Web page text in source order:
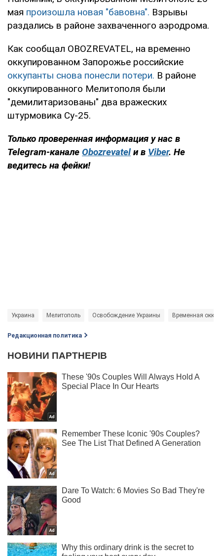
мая произошла новая "бавовна". Взрывы
раздались в районе захваченного аэродрома.
Как сообщал OBOZREVATEL, на временно
оккупированном Запорожье российские
оккупанты снова понесли потери. В районе
оккупированного Мелитополя были
"демилитаризованы" два вражеских
штурмовика Су-25.
Только проверенная информация у нас в
Telegram-канале Obozrevatel и в Viber. Не
ведитесь на фейки!
Украина Мелитополь Освобождение Украины Временная
Редакционная политика